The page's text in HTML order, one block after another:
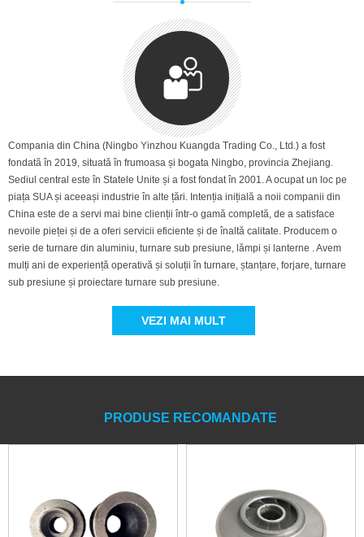
Compania din China (Ningbo Yinzhou Kuangda Trading Co., Ltd.) a fost
fondată în 2019, situată în frumoasa și bogata Ningbo, provincia Zhejiang.
Sediul central este în Statele Unite și a fost fondat în 2001. A ocupat un loc pe
piața SUA și aceeași industrie în alte țări. Intenția inițială a noii companii din
China este de a servi mai bine clienții într-o gamă completă, de a satisface
nevoile pieței și de a oferi servicii eficiente și de înaltă calitate. Producem o
serie de turnare din aluminiu, turnare sub presiune, lămpi și lanterne . Avem
mulți ani de experiență operativă și soluții în turnare, ștanțare, forjare, turnare
sub presiune și proiectare turnare sub presiune.
VEZI MAI MULT
PRODUSE RECOMANDATE